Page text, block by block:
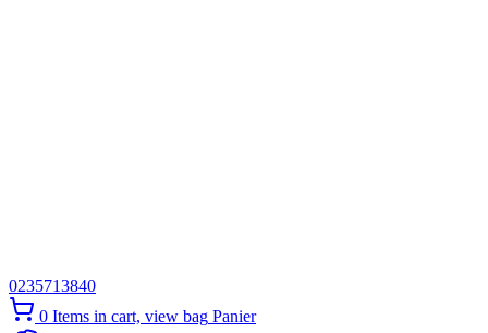
0235713840
0 Items in cart, view bag Panier